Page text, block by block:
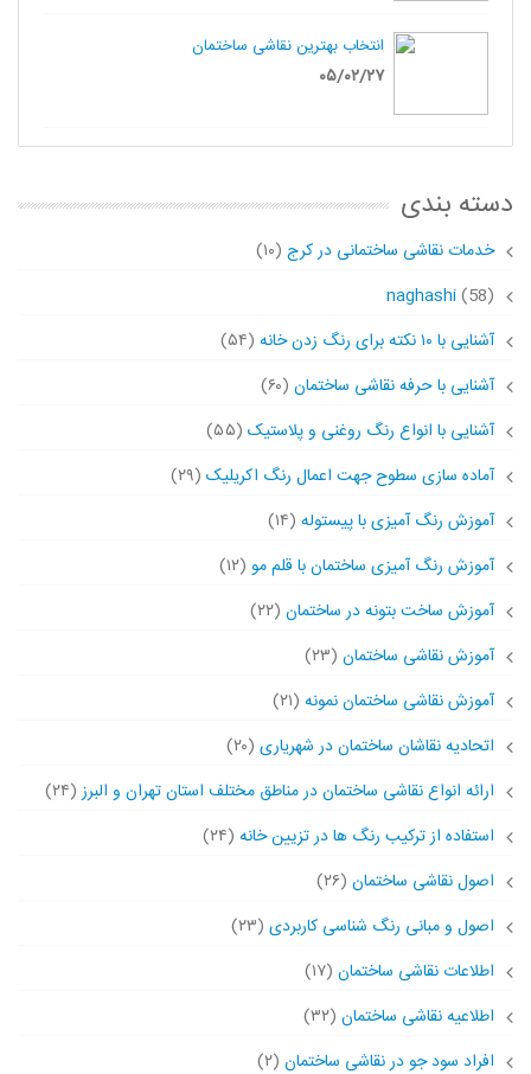
انتخاب بهترین نقاشی ساختمان
۰۵/۰۲/۲۷
دسته بندی
خدمات نقاشی ساختمانی در کرج (۱۰)
naghashi(58)
آشنایی با ۱۰ نکته برای رنگ زدن خانه
(۵۴)
آشنایی با حرفه نقاشی ساختمان (۶۰)
آشنایی با انواع رنگ روغنی و پلاستیک (۵۵)
آماده سازی سطوح جهت اعمال رنگ اکریلیک (۲۹)
آموزش رنگ آمیزی با پیستوله (۱۴)
آموزش رنگ آمیزی ساختمان با قلم مو (۱۲)
آموزش ساخت بتونه در ساختمان (۲۲)
آموزش نقاشی ساختمان (۲۳)
آموزش نقاشی ساختمان نمونه (۲۱)
اتحادیه نقاشان ساختمان در شهریاری (۲۰)
ارائه انواع نقاشی ساختمان در مناطق مختلف استان تهران و البرز(۲۴)
استفاده از ترکیب رنگ ها در تزیین خانه (۲۴)
اصول نقاشی ساختمان (۲۶)
اصول و مبانی رنگ شناسی کاربردی (۲۳)
اطلاعات نقاشی ساختمان (۱۷)
اطلاعیه نقاشی ساختمان (۳۲)
افراد سود جو در نقاشی ساختمان (۲)